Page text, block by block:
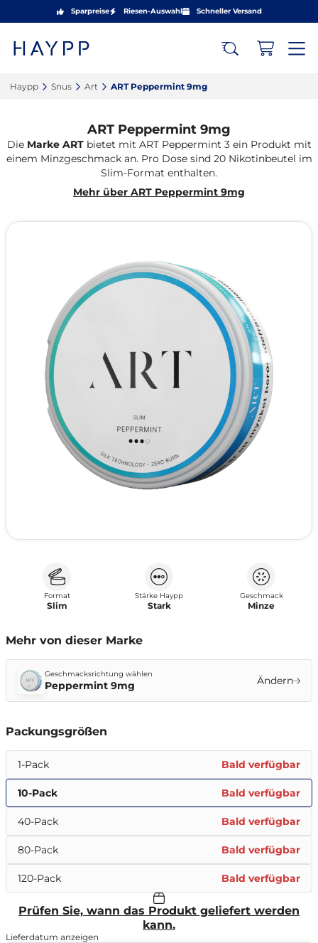
Sparpreise Riesen-Auswahl Schneller Versand
Haypp‎ Snus‎ Art‎ ART Peppermint 9mg‎
ART Peppermint 9mg
Die Marke ARTbietet mit ART Peppermint 3 ein Produkt mit
einem Minzgeschmack an. Pro Dose sind 20 Nikotinbeutel im
Slim-Format enthalten.
Mehr über ART Peppermint 9mg
Format
Slim
Stärke Haypp
Stark
Geschmack
Minze
Mehr von dieser Marke
Geschmacksrichtung wählen
Peppermint 9mg Ändern
Packungsgrößen
1-Pack Bald verfügbar
10-Pack Bald verfügbar
40-Pack Bald verfügbar
80-Pack Bald verfügbar
120-Pack Bald verfügbar
Prüfen Sie, wann das Produkt geliefert werden
kann.
Lieferdatum anzeigen